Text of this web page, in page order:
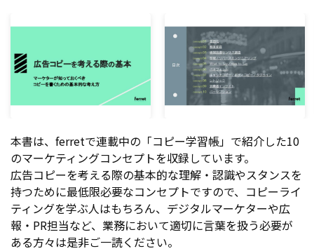
本書は、ferretで連載中の「コピー学習帳」で紹介した10
のマーケティングコンセプトを収録しています。
広告コピーを考える際の基本的な理解・認識やスタンスを
持つために最低限必要なコンセプトですので、コピーライ
ティングを学ぶ人はもちろん、デジタルマーケターや広
報・PR担当など、業務において適切に言葉を扱う必要が
ある方々は是非ご一読ください。